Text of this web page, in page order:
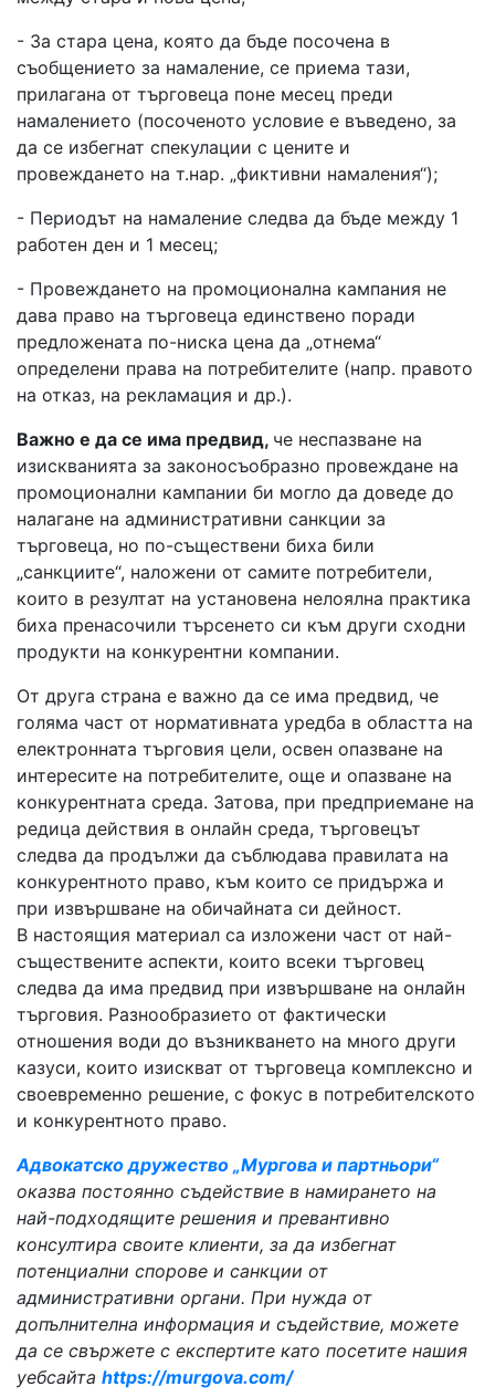
- За стара цена, която да бъде посочена в
съобщението за намаление, се приема тази,
прилагана от търговеца поне месец преди
намалението (посоченото условие е въведено, за
да се избегнат спекулации с цените и
провеждането на т.нар. „фиктивни намаления“);
- Периодът на намаление следва да бъде между 1
работен ден и 1 месец;
- Провеждането на промоционална кампания не
дава право на търговеца единствено поради
предложената по-ниска цена да „отнема“
определени права на потребителите (напр. правото
на отказ, на рекламация и др.).
Важно е да се има предвид, че неспазване на
изискванията за законосъобразно провеждане на
промоционални кампании би могло да доведе до
налагане на административни санкции за
търговеца, но по-съществени биха били
„санкциите“, наложени от самите потребители,
които в резултат на установена нелоялна практика
биха пренасочили търсенето си към други сходни
продукти на конкурентни компании.
От друга страна е важно да се има предвид, че
голяма част от нормативната уредба в областта на
електронната търговия цели, освен опазване на
интересите на потребителите, още и опазване на
конкурентната среда. Затова, при предприемане на
редица действия в онлайн среда, търговецът
следва да продължи да съблюдава правилата на
конкурентното право, към които се придържа и
при извършване на обичайната си дейност.
В настоящия материал са изложени част от най-
съществените аспекти, които всеки търговец
следва да има предвид при извършване на онлайн
търговия. Разнообразието от фактически
отношения води до възникването на много други
казуси, които изискват от търговеца комплексно и
своевременно решение, с фокус в потребителското
и конкурентното право.
Адвокатско дружество „Мургова и партньори“
оказва постоянно съдействие в намирането на
най-подходящите решения и превантивно
консултира своите клиенти, за да избегнат
потенциални спорове и санкции от
административни органи. При нужда от
допълнителна информация и съдействие, можете
да се свържете с експертите като посетите нашия
уебсайта https://murgova.com/